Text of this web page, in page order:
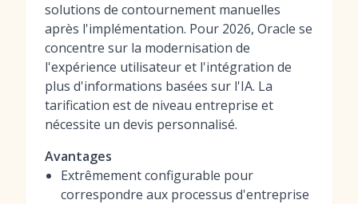
solutions de contournement manuelles
après l'implémentation. Pour 2026, Oracle se
concentre sur la modernisation de
l'expérience utilisateur et l'intégration de
plus d'informations basées sur l'IA. La
tarification est de niveau entreprise et
nécessite un devis personnalisé.
Avantages
Extrêmement configurable pour
correspondre aux processus d'entreprise